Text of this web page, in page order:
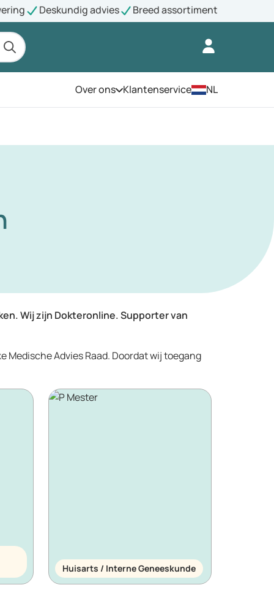
Deskundig advies Breed assortiment
Over onsOpen het menu
Klantenservice NL
Wij zijn Dokteronline. Supporter van
Advies Raad. Doordat wij toegang
Huisarts / Interne Geneeskunde